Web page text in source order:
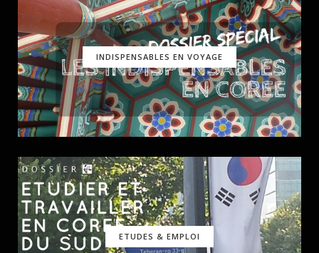
INDISPENSABLES EN VOYAGE
ETUDES & EMPLOI